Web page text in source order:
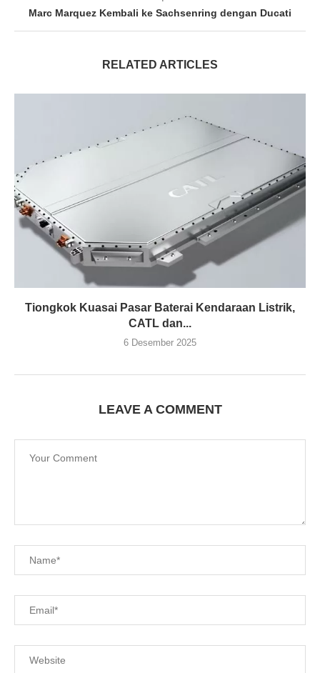
Marc Marquez Kembali ke Sachsenring dengan Ducati
RELATED ARTICLES
Tiongkok Kuasai Pasar Baterai Kendaraan Listrik,
CATL dan...
6 Desember 2025
LEAVE A COMMENT